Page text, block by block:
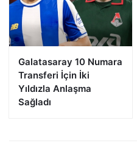
Galatasaray 10 Numara
Transferi İçin İki
Yıldızla Anlaşma
Sağladı